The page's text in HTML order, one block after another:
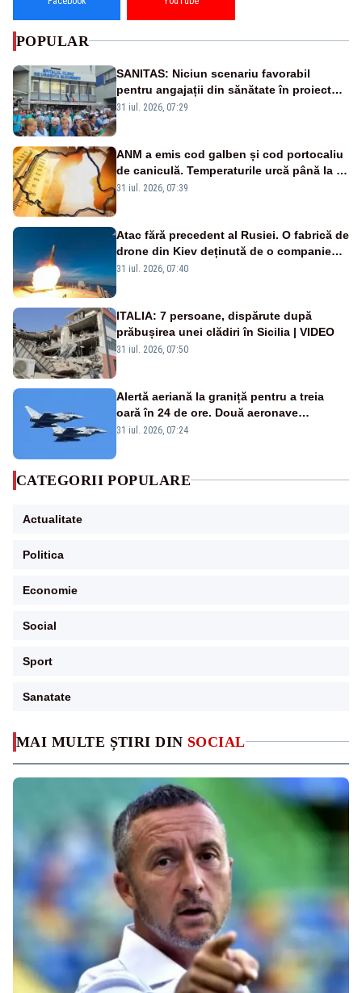
MAI MULTE ȘTIRI DIN SOCIAL
POPULAR
SANITAS: Niciun scenariu favorabil
pentru angajații din sănătate în proiectul
Legii salarizării
31 iul. 2026, 07:29
ANM a emis cod galben și cod portocaliu
de caniculă. Temperaturile urcă până la 38
de grade, iar nopțile devin tropicale
31 iul. 2026, 07:39
Atac fără precedent al Rusiei. O fabrică de
drone din Kiev deținută de o companie
americană, distrusă de o rachetă
31 iul. 2026, 07:40
ITALIA: 7 persoane, dispărute după
prăbușirea unei clădiri în Sicilia | VIDEO
31 iul. 2026, 07:50
Alertă aeriană la graniță pentru a treia
oară în 24 de ore. Două aeronave
Eurofighter britanice au fost ridicate de la
31 iul. 2026, 07:24
CATEGORII POPULARE
Actualitate
Politica
Economie
Social
Sport
Sanatate